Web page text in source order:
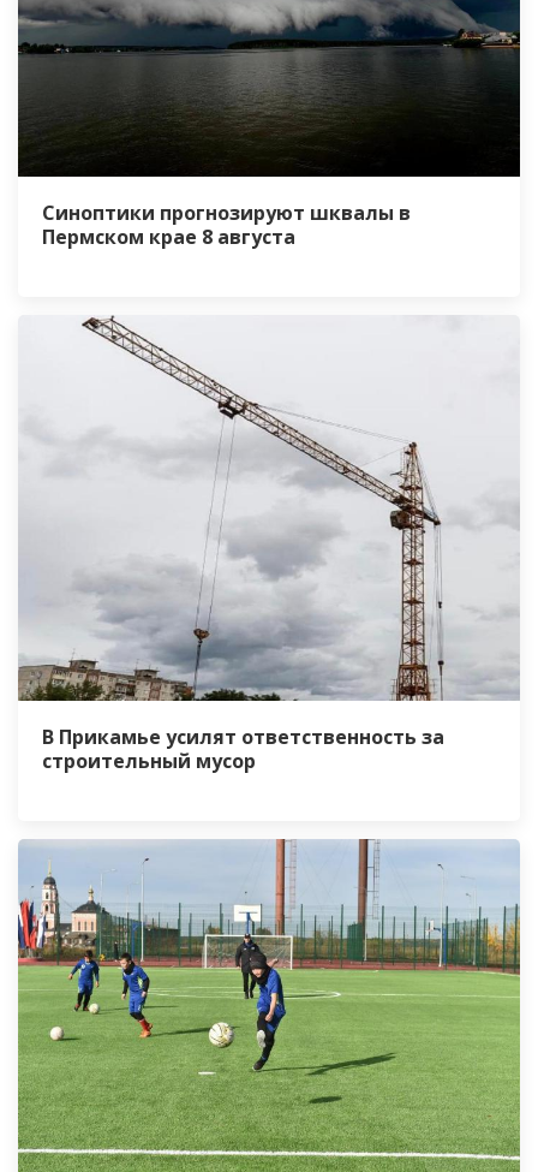
Синоптики прогнозируют шквалы в
Пермском крае 8 августа
В Прикамье усилят ответственность за
строительный мусор